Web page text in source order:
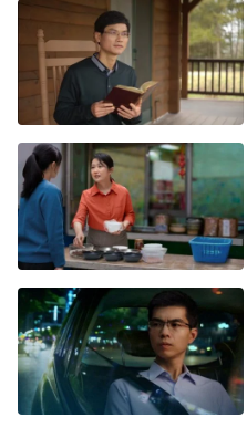
mercado con la
lucía exitosa, pero solo
sufría por dentro. A
pensaba: “¿Esta es la
estos años?”. Estaba
querer tener una vida
me menospreciaran.
agotada física y
atrevía a relajarme ni
quería era hacer crecer
algunos años de
marca que gerenciaba